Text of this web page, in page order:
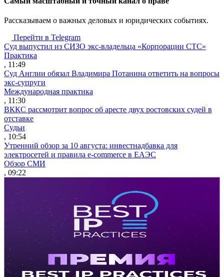
Рассказываем о важных деловых и юридических событиях.
Перейти в Telegram
Суд выпустил из СИЗО экс-владельца «Корпорации СТС»
Практика
, 11:49
Суд Англии обязал Владимира Потанина ответить на вопросы
экс-супруги
Международная практика
, 11:30
ВККС рассмотрит вопрос об аресте двух ростовских судей в
отставке
Судьи
, 10:54
Утренний обзор за 10 августа: инвестнадбавка для
электросетей и правила e-commerce в ЕАЭС
Обзор СМИ
, 09:22